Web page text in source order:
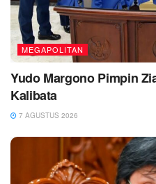
MEGAPOLITAN
Yudo Margono Pimpin
Kalibata
7 AGUSTUS 2026